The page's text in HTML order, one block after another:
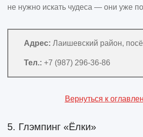
не нужно искать чудеса — они уже
Адрес: Лаишевский район,
Тел.: +7 (987) 296-36-86
Вернуться к
5. Глэмпинг «Ёлки»